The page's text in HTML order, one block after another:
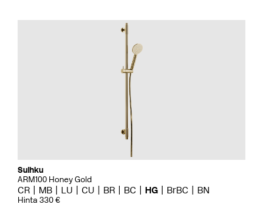
Suihku
ARM100 Honey Gold
CR MB LU CU BR BC HG BrBC BN
Hinta 330 €